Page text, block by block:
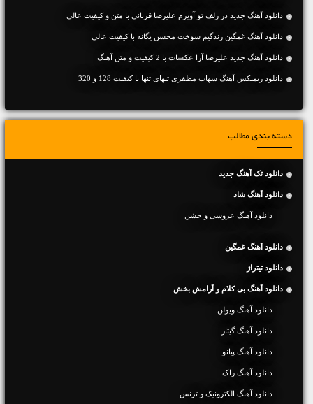
دانلود آهنگ جديد در زلف تو آویزم علیرضا قربانی با متن و کیفیت عالی
دانلود آهنگ غمگین زندگیم سوخت محسن یگانه با کیفیت عالی
دانلود آهنگ جديد علیرضا آرا عکسات با 2 کیفیت و متن آهنگ
دانلود ریمیکس آهنگ شهاب مظفری تنهای تنها با کیفیت 128 و 320
دسته بندی مطالب
دانلود تک آهنگ جدید
دانلود آهنگ شاد
دانلود آهنگ عروسی و جشن
دانلود آهنگ غمگین
دانلود تیتراژ
دانلود آهنگ بی کلام و آرامش بخش
دانلود آهنگ ویولن
دانلود آهنگ گیتار
دانلود آهنگ پیانو
دانلود آهنگ راک
دانلود آهنگ الکترونیک و ترنس